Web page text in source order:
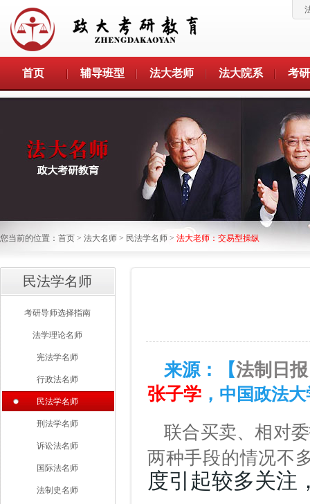
首页 辅导班型 法大老师 法大院系 考
您当前的位置： 首页 > 法大名师 > 民法学名师 > 法大老师：交易型操纵
民法学名师
考研导师选择指南
法学理论名师
宪法学名师
行政法名师
民法学名师
刑法学名师
诉讼法名师
国际法名师
法制史名师
来源：【法制日报
张子学 ， 中国政法
联合买卖、相对
两种手段的情况不
度引起较多关注